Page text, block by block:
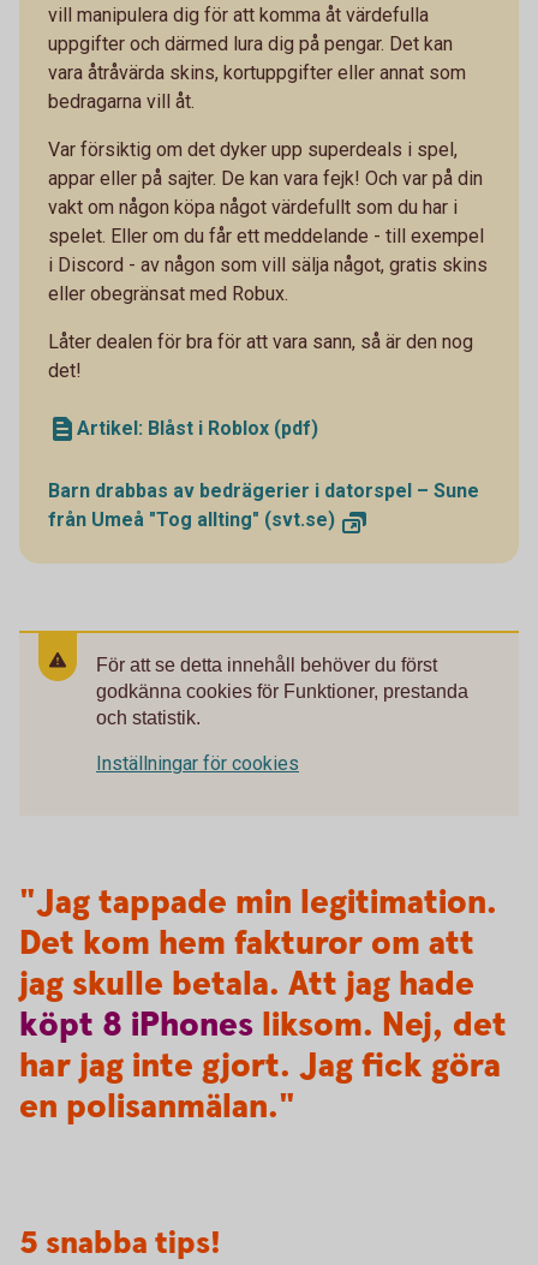
vill manipulera dig för att komma åt värdefulla
uppgifter och därmed lura dig på pengar. Det kan
vara åtråvärda skins, kortuppgifter eller annat som
bedragarna vill åt.
Var försiktig om det dyker upp superdeals i spel,
appar eller på sajter. De kan vara fejk! Och var på din
vakt om någon köpa något värdefullt som du har i
spelet. Eller om du får ett meddelande - till exempel
i Discord - av någon som vill sälja något, gratis skins
eller obegränsat med Robux.
Låter dealen för bra för att vara sann, så är den nog
det!
Artikel: Blåst i Roblox (pdf)
Barn drabbas av bedrägerier i datorspel – Sune
från Umeå "Tog allting" (svt.se)
För att se detta innehåll behöver du först
godkänna cookies för Funktioner, prestanda
och statistik.
Inställningar för cookies
"Jag tappade min legitimation.
Det kom hem fakturor om att
jag skulle betala. Att jag hade
köpt 8 iPhones liksom. Nej, det
har jag inte gjort. Jag fick göra
en polisanmälan."
5 snabba tips!